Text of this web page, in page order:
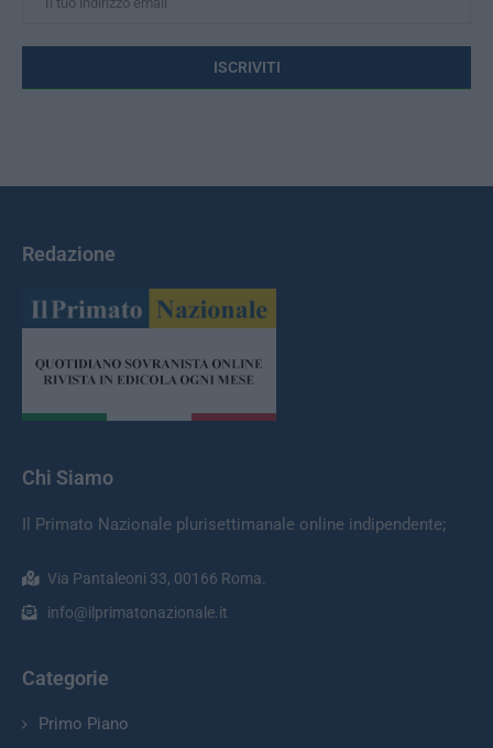
Redazione
Chi Siamo
Il Primato Nazionale plurisettimanale online indipendente;
Via Pantaleoni 33, 00166 Roma.
info@ilprimatonazionale.it
Categorie
Primo Piano